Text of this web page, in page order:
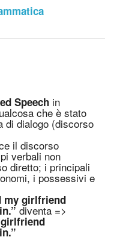
Speech in
che è stato
di dialogo (discorso
il discorso
verbali non
diretto; i principali
i possessivi e
my girlfriend
diventa =>
girlfriend